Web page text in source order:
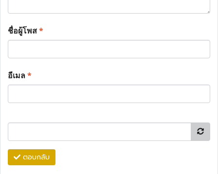
ชื่อผู้โพส*
อีเมล*
ตอบกลับ